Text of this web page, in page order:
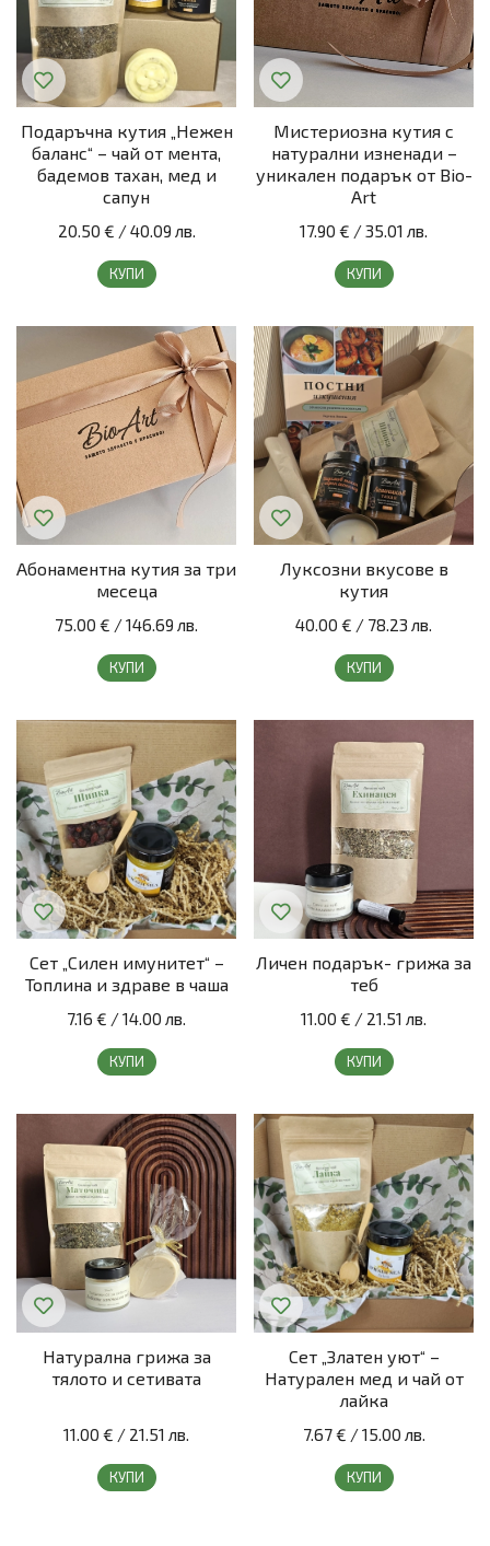
Подаръчна кутия „Нежен
баланс“ – чай от мента,
бадемов тахан, мед и
сапун
20.50 € /40.09 лв.
КУПИ
Мистериозна кутия с
натурални изненади –
уникален подарък от Bio-
Art
17.90 € /35.01 лв.
КУПИ
Абонаментна кутия за три
месеца
75.00 € /146.69 лв.
КУПИ
Луксозни вкусове в
кутия
40.00 € / 78.23 лв.
КУПИ
Сет „Силен имунитет“ –
Топлина и здраве в чаша
7.16 € /14.00 лв.
КУПИ
Личен подарък- грижа за
теб
11.00 € / 21.51 лв.
КУПИ
Натурална грижа за
тялото и сетивата
11.00 € / 21.51 лв.
КУПИ
Сет „Златен уют“ –
Натурален мед и чай от
лайка
7.67 € /15.00 лв.
КУПИ